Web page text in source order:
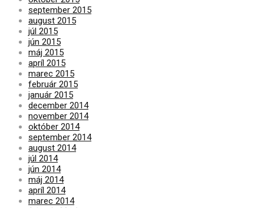
september 2015
august 2015
júl 2015
jún 2015
máj 2015
apríl 2015
marec 2015
február 2015
január 2015
december 2014
november 2014
október 2014
september 2014
august 2014
júl 2014
jún 2014
máj 2014
apríl 2014
marec 2014